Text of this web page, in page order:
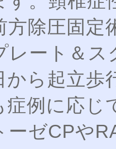
方除圧固定
レート＆
から起立歩
症例に応じ
ーゼCPや